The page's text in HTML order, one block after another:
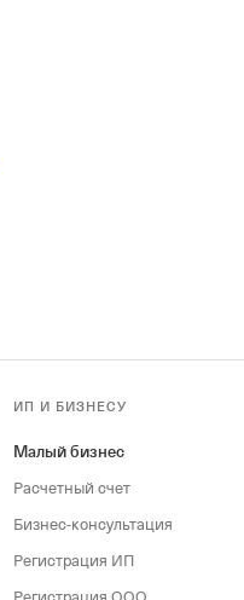
ИП И БИЗНЕСУ
Малый бизнес
Расчетный счет
Бизнес-консультация
Регистрация ИП